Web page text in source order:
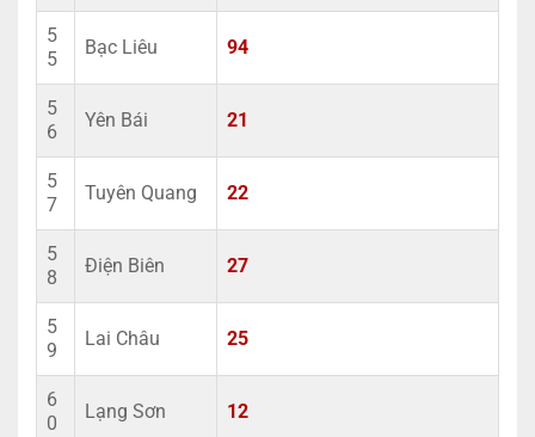
5
5
Bạc Liêu 94
5
6
Yên Bái 21
5
7
Tuyên Quang 22
5
8
Điện Biên 27
5
9
Lai Châu 25
6
0
Lạng Sơn 12